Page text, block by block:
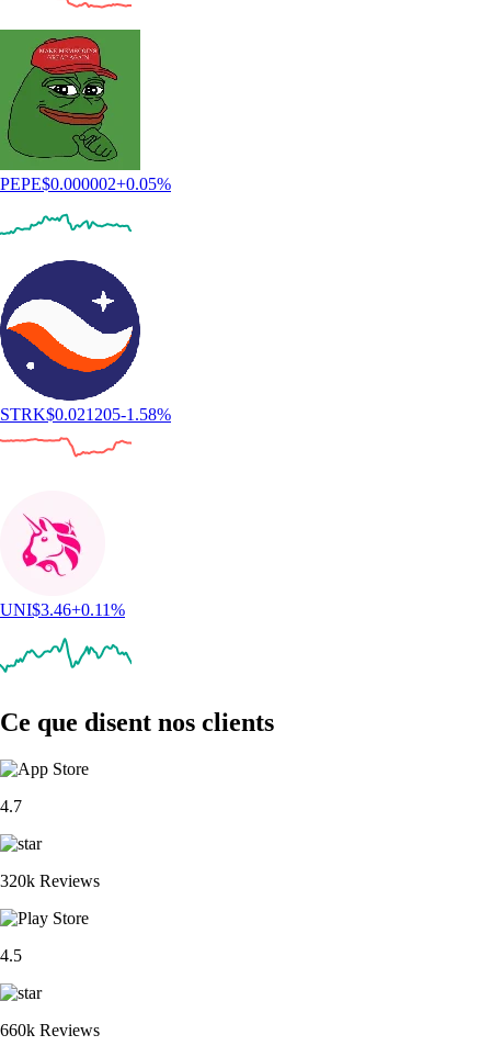
PEPE$0.000002+0.05%
STRK$0.021205-1.58%
UNI$3.46+0.11%
Ce que disent nos clients
4.7
320k Reviews
4.5
660k Reviews